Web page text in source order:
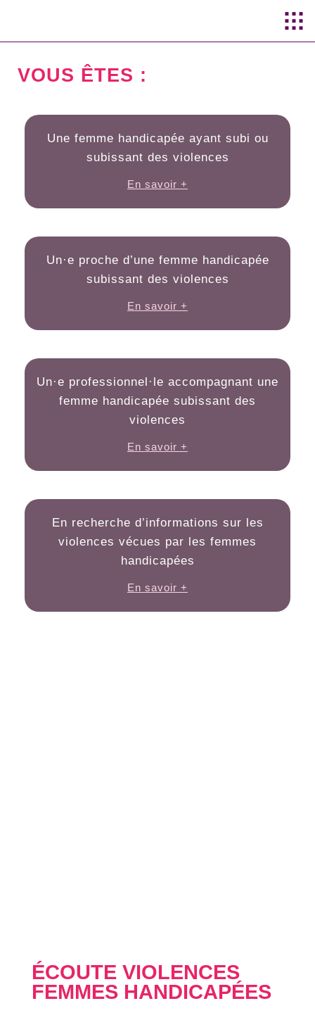
VOUS ÊTES :
Une femme handicapée ayant subi ou
subissant des violences
En savoir +
Un·e proche d’une femme handicapée
subissant des violences
En savoir +
Un·e professionnel·le accompagnant une
femme handicapée subissant des
violences
En savoir +
En recherche d’informations sur les
violences vécues par les femmes
handicapées
En savoir +
ÉCOUTE VIOLENCES
FEMMES HANDICAPÉES